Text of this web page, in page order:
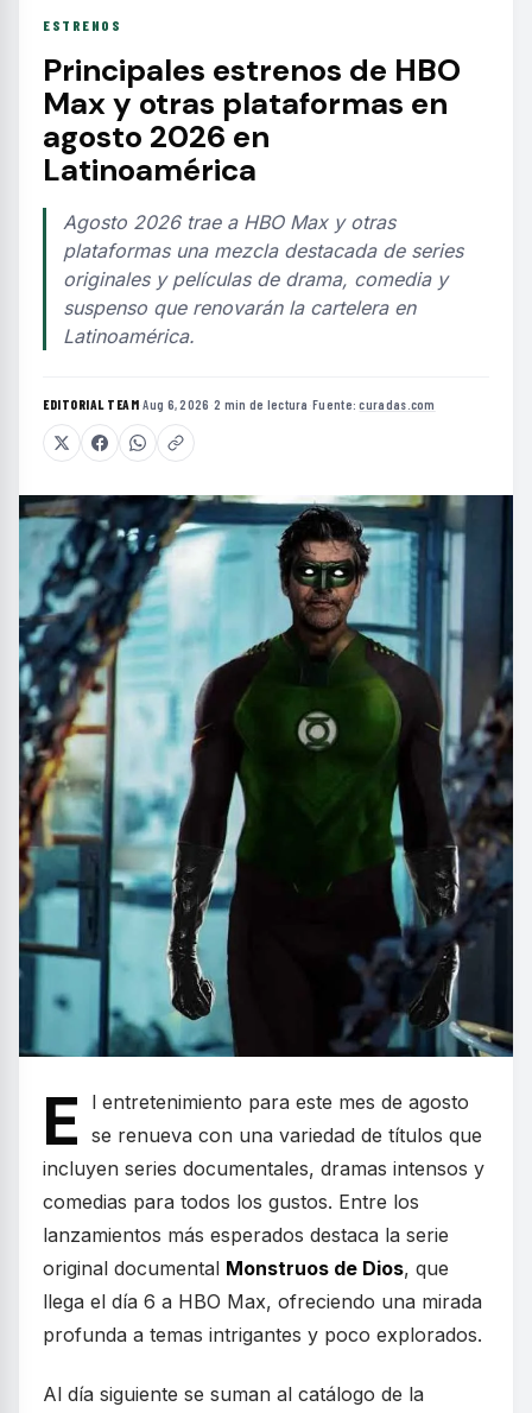
ESTRENOS
Principales estrenos de HBO
Max y otras plataformas en
agosto 2026 en
Latinoamérica
Agosto 2026 trae a HBO Max y otras
plataformas una mezcla destacada de series
originales y películas de drama, comedia y
suspenso que renovarán la cartelera en
Latinoamérica.
EDITORIAL TEAM·Aug 6, 2026 ·2 min de lectura ·Fuente:curadas.com
E
l entretenimiento para este mes de agosto
se renueva con una variedad de títulos que
incluyen series documentales, dramas intensos y
comedias para todos los gustos. Entre los
lanzamientos más esperados destaca la serie
original documental Monstruos de Dios, que
llega el día 6 a HBO Max, ofreciendo una mirada
profunda a temas intrigantes y poco explorados.
Al día siguiente se suman al catálogo de la